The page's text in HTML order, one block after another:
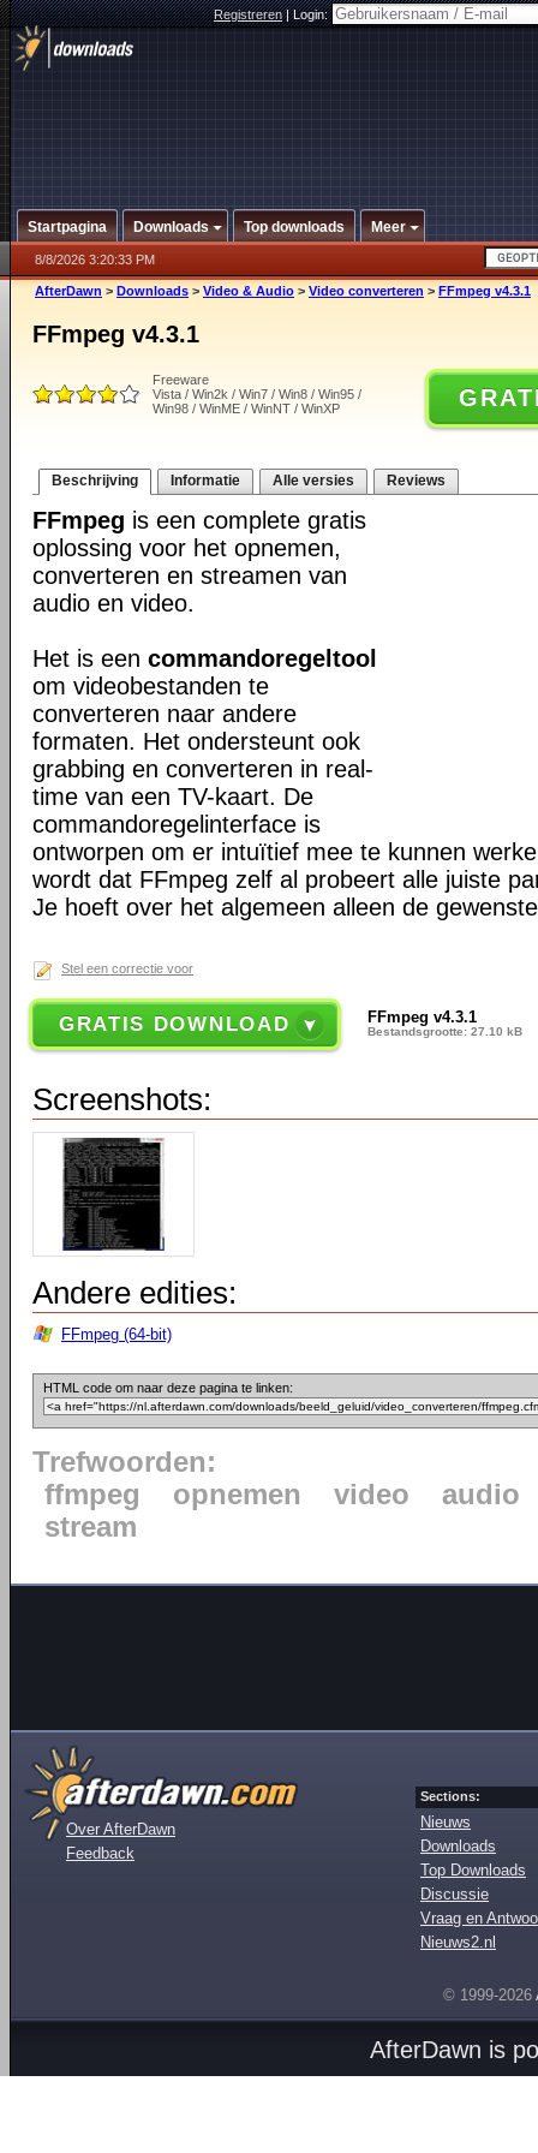
Registreren|Login:
Startpagina Downloads Top downloads Meer
8/8/2026 3:20:33 PM
AfterDawn > Downloads > Video & Audio > Video converteren > FFmpeg v4.3.1
FFmpeg v4.3.1
Freeware
Vista / Win2k / Win7 / Win8 / Win95 /
Win98 / WinME / WinNT / WinXP
Beschrijving Informatie Alle versies Reviews
FFmpeg is een complete gratis
oplossing voor het opnemen,
converteren en streamen van
audio en video.
Het is een commandoregeltool
om videobestanden te
converteren naar andere
formaten. Het ondersteunt ook
grabbing en converteren in real-
time van een TV-kaart. De
commandoregelinterface is
ontworpen om er intuïtief mee te kunnen
wordt dat FFmpeg zelf al probeert alle juiste
Je hoeft over het algemeen alleen de
Stel een correctie voor
GRATIS DOWNLOAD FFmpeg v4.3.1
Bestandsgrootte: 27.10 kB
Screenshots:
Andere edities:
FFmpeg (64-bit)
HTML code om naar deze pagina te linken:
Trefwoorden:
ffmpeg
opnemen video
audio
stream
Over AfterDawn
Feedback
Sections:
Nieuws
Downloads
Top Downloads
Discussie
Vraag en
Nieuws2.nl
© 1999-2026
AfterDawn is